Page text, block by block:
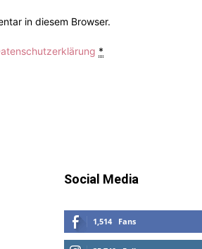
in diesem Browser.
*
Social Media
1,514 Fans